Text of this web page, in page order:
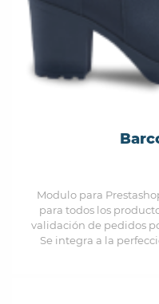
Modulo para
para todos los
validación de pedidos
Se integra a la